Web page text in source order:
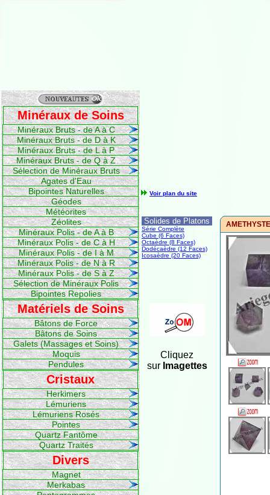
Minéraux de Soins
Minéraux Bruts - de A à C
Minéraux Bruts - de D à K
Minéraux Bruts - de L à P
Minéraux Bruts - de Q à Z
Sélection de Minéraux Bruts
Agates d'Eau
Bipointes Naturelles
Géodes
Météorites
Zéolites
Minéraux Polis - de A à B
Minéraux Polis - de C à H
Minéraux Polis - de I à M
Minéraux Polis - de N à R
Minéraux Polis - de S à Z
Sélection de Minéraux Polis
Bipointes Repolies
Matériels de Soins
Bâtons de Force
Bâtons de Soins
Galets (Massages et Soins)
Moquis
Pendules
Cristaux
Herkimers
Lémuriens
Lémuriens Rosés
Pointes
Quartz Fantôme
Quartz Traités
Divers
Magnet
Merkabas
Voir plan du site
Solides de Platons
Série Complète
Cube (6 Faces)
Octaèdre (8 Faces)
Dodécaèdre (12 Faces)
Icosaèdre (20 Faces)
Cliquez
surImagettes